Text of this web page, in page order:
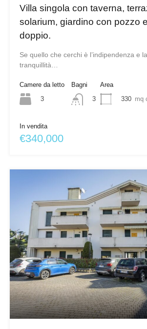
Villa singola con taverna,
solarium, giardino con pozzo
doppio.
Se quello che cerchi è l’indipendenza e
tranquillità…
Camere da letto
3
Bagni
3
Area
330 mq
In vendita
€340,000